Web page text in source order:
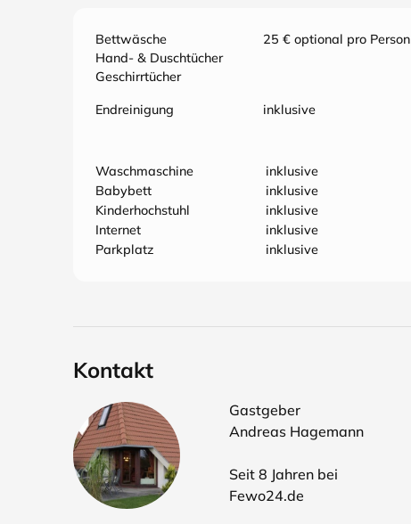
Bettwäsche
Hand- & Duschtücher
Geschirrtücher
25 € optional pro Person
Endreinigung inklusive
Waschmaschine
inklusive
Babybett
inklusive
Kinderhochstuhl
inklusive
Internet
inklusive
Parkplatz
inklusive
Kontakt
Gastgeber
Andreas Hagemann
Seit 8 Jahren bei
Fewo24.de